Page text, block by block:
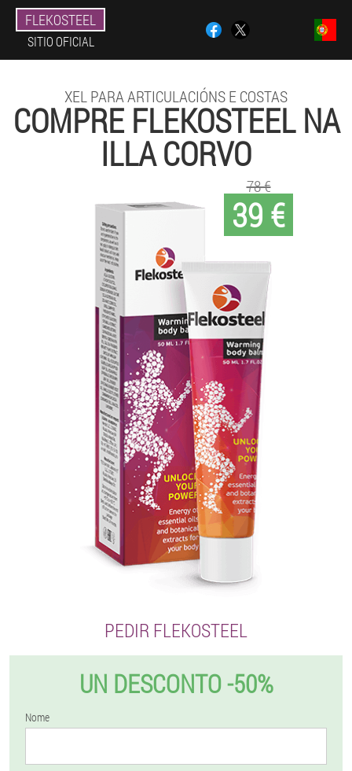
FLEKOSTEEL
SITIO OFICIAL
XEL PARA ARTICULACIÓNS E COSTAS
COMPRE FLEKOSTEEL NA
ILLA CORVO
39 €
78 €
PEDIR FLEKOSTEEL
UN DESCONTO -50%
Nome